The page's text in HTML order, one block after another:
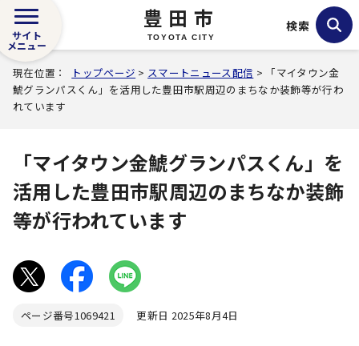
豊田市
TOYOTA CITY
サイト
メニュー
検索
現在位置： トップページ > スマートニュース配信 > 「マイタウン金
鯱グランパスくん」を活用した豊田市駅周辺のまちなか装飾等が行わ
れています
「マイタウン金鯱グランパスくん」を
活用した豊田市駅周辺のまちなか装飾
等が行われています
ページ番号1069421 更新日 2025年8月4日